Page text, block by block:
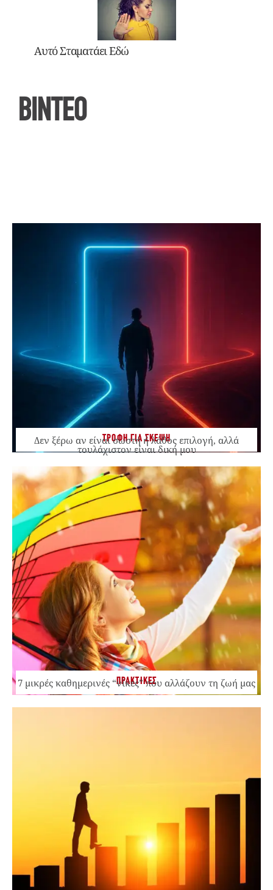
Αυτό Σταματάει Εδώ
ΒΙΝΤΕΟ
ΤΡΟΦΗ ΓΙΑ ΣΚΕΨΗ
Δεν ξέρω αν είναι σωστή ή λάθος επιλογή, αλλά
τουλάχιστον είναι δική μου
ΠΡΑΚΤΙΚΕΣ
7 μικρές καθημερινές “νίκες” που αλλάζουν τη ζωή μας